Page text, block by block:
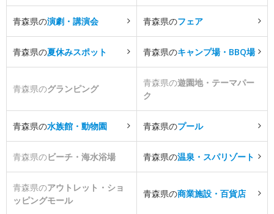
青森県の演劇・講演会 青森県のフェア
青森県の夏休みスポット 青森県のキャンプ場・BBQ場
青森県のグランピング
青森県の遊園地・テーマパー
ク
青森県の水族館・動物園 青森県のプール
青森県のビーチ・海水浴場 青森県の温泉・スパリゾート
青森県のアウトレット・ショ
ッピングモール
青森県の商業施設・百貨店